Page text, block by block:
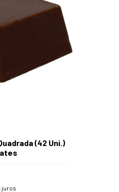
(42 Uni.)
juros